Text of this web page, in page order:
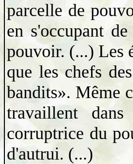
parcelle de
en s'occupant
pouvoir. (...) Les
que les chefs
bandits». Même
travaillent
corruptrice du
d'autrui. (...)